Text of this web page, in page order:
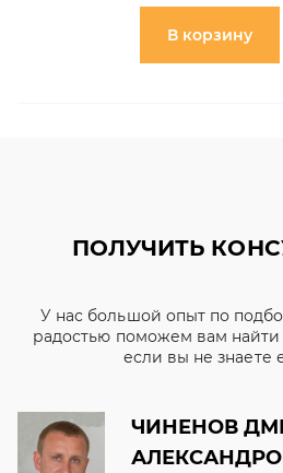
В корзину
ПОЛУЧИТЬ
У нас большой опыт по
радостью поможем вам
если вы не знаете
ЧИНЕНОВ